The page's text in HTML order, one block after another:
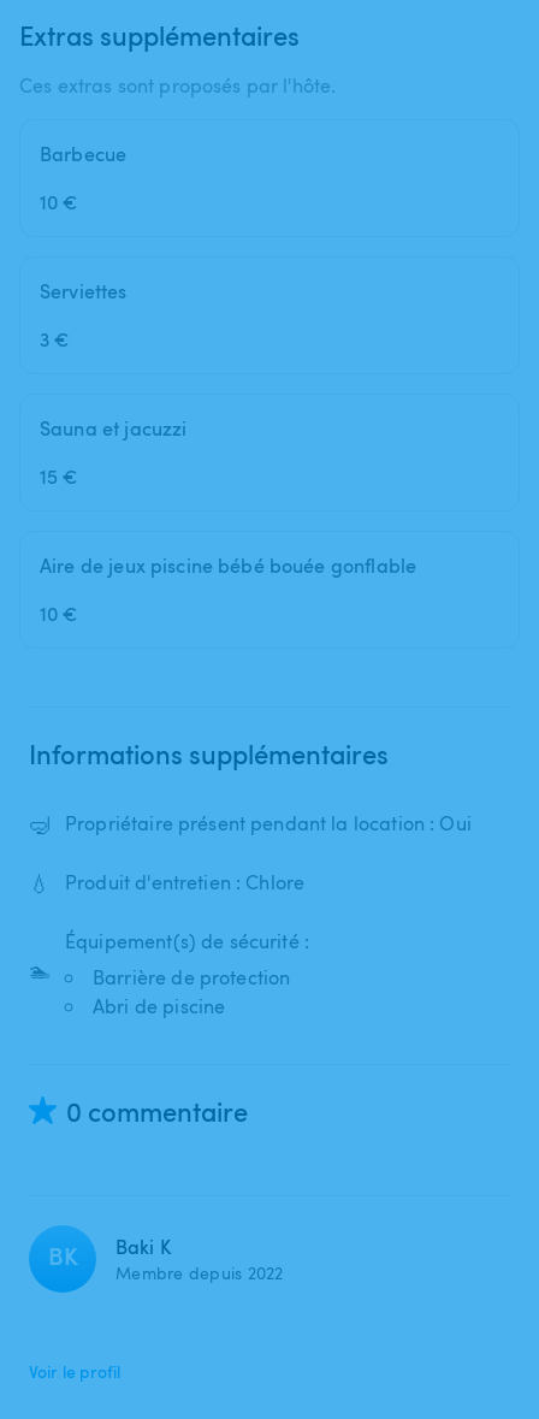
Extras supplémentaires
Ces extras sont proposés par l'hôte.
Barbecue
10 €
Serviettes
3 €
Sauna et jacuzzi
15 €
Aire de jeux piscine bébé bouée gonflable
10 €
Informations supplémentaires
🤿 Propriétaire présent pendant la location : Oui
💧 Produit d'entretien : Chlore
🏊
Équipement(s) de sécurité :
Barrière de protection
Abri de piscine
0 commentaire
BK Baki K
Membre depuis 2022
Voir le profil